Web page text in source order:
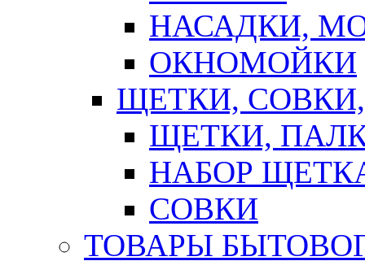
НАСАДКИ,
ОКНОМОЙКИ
ЩЕТКИ,
ЩЕТКИ,
НАБОР
СОВКИ
ТОВАРЫ